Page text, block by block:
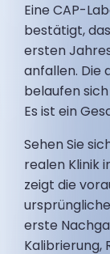
Eine CAP-
bestätigt,
ersten
anfallen. Die
belaufen
Es ist ein
Sehen Sie
realen Klinik
zeigt die
erste
Kalibrierung,